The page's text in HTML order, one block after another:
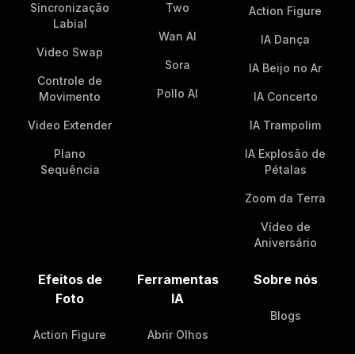
Sincronização
Labial
Video Swap
Controle de
Movimento
Video Extender
Plano
Sequência
Two
Wan AI
Sora
Pollo AI
Action Figure
IA Dança
IA Beijo no Ar
IA Concerto
IA Trampolim
IA Explosão de
Pétalas
Zoom da Terra
Vídeo de
Aniversário
Efeitos de
Foto
Action Figure
Ferramentas
IA
Abrir Olhos
Sobre nós
Blogs